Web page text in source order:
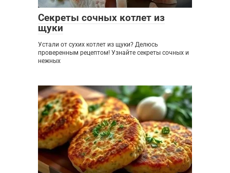
Секреты сочных котлет из
щуки
Устали от сухих котлет из щуки? Делюсь
проверенным рецептом! Узнайте секреты сочных и
нежных